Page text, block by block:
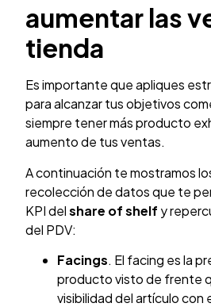
aumentar las
tienda
Es importante que apliques
para alcanzar tus objetivos
siempre tener más producto
aumento de tus ventas.
A continuación te mostramos
recolección de datos que te
KPI delshare of shelf y
del PDV:
Facings. El facing es la
producto visto de frente
visibilidad del artículo con